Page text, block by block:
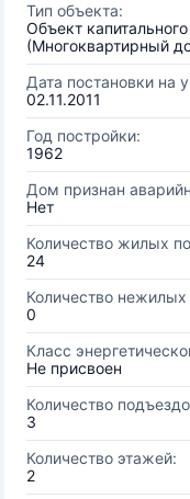
Тип объекта:
Объект
(Многоквартирный
Дата постановки на
02.11.2011
Год постройки:
1962
Дом признан
Нет
Количество жилых
24
Количество
0
Класс
Не присвоен
Количество
3
Количество этажей:
2